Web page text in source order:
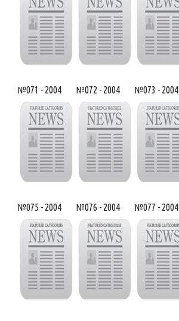
№071 - 2004 №072 - 2004 №073 - 2004
№075 - 2004 №076 - 2004 №077 - 2004